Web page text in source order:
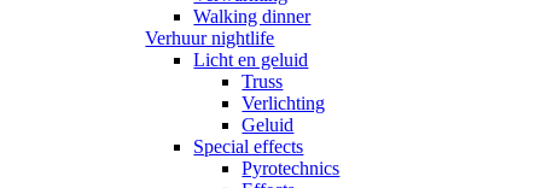
Walking dinner
Verhuur nightlife
Licht en geluid
Truss
Verlichting
Geluid
Special effects
Pyrotechnics